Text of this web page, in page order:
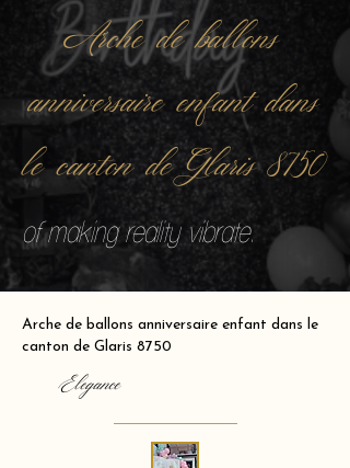
Arche de ballons
anniversaire enfant dans
le canton de Glaris 8750
of making reality vibrate.
Arche de ballons anniversaire enfant dans le
canton de Glaris 8750
Elegance